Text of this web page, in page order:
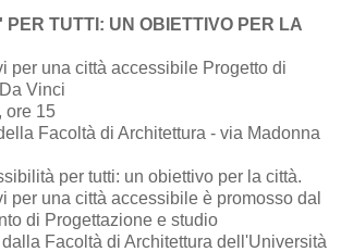
TUTTI: UN OBIETTIVO PER LA
per una città accessibile Progetto di
Vinci
ore 15
Facoltà di Architettura - via Madonna
per tutti: un obiettivo per la città.
per una città accessibile è promosso dal
di Progettazione e studio
Facoltà di Architettura dell'Università